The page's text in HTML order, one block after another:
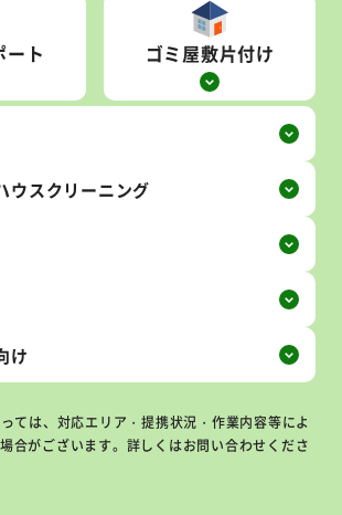
ート ゴミ屋敷片付け
ウスクリーニング
け
ては、対応エリア・提携状況・作業内容等によ
合がございます。詳しくはお問い合わせくださ